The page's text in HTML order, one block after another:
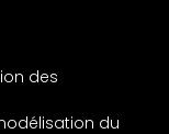
des
du